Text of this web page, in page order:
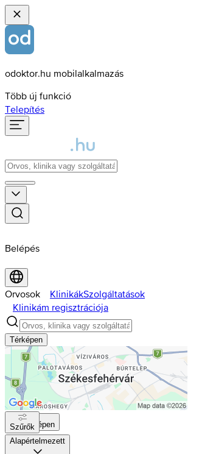
odoktor.hu mobilalkalmazás
Több új funkció
Telepítés
Belépés
Orvosok KlinikákSzolgáltatások
Klinikám regisztrációja
Térképen
Térképen
Szűrők
Alapértelmezett